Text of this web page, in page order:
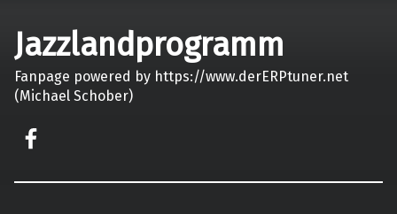
Jazzlandprogramm
Fanpage powered by https://www.derERPtuner.net
(Michael Schober)